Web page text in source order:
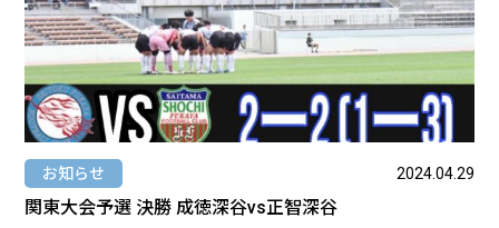
お知らせ 2024.04.29
関東大会予選 決勝 成徳深谷vs正智深谷